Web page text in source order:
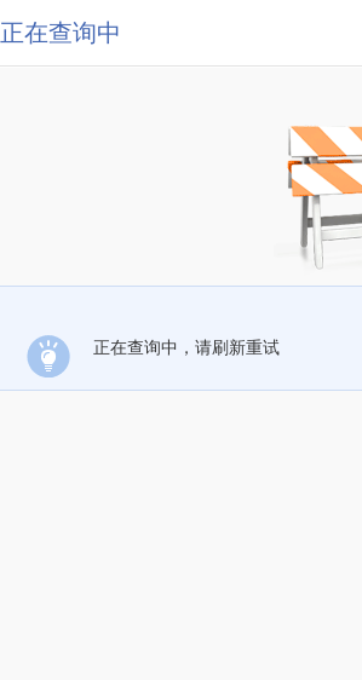
正在查询中
正在查询中，请刷新重试